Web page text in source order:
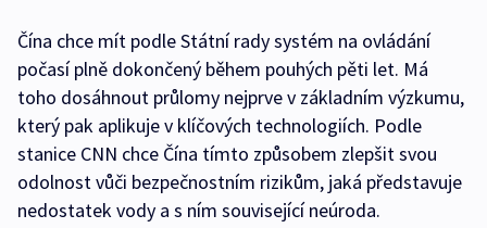
Čína chce mít podle Státní rady systém na ovládání
počasí plně dokončený během pouhých pěti let. Má
toho dosáhnout průlomy nejprve v základním výzkumu,
který pak aplikuje v klíčových technologiích. Podle
stanice CNN chce Čína tímto způsobem zlepšit svou
odolnost vůči bezpečnostním rizikům, jaká představuje
nedostatek vody a s ním související neúroda.